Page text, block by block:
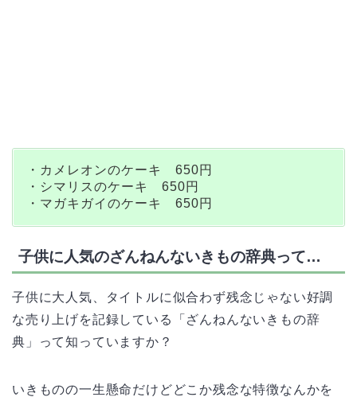
・カメレオンのケーキ 650円
・シマリスのケーキ 650円
・マガキガイのケーキ 650円
子供に人気のざんねんないきもの辞典って…
子供に大人気、タイトルに似合わず残念じゃない好調
な売り上げを記録している「ざんねんないきもの辞
典」って知っていますか？
いきものの一生懸命だけどどこか残念な特徴なんかを